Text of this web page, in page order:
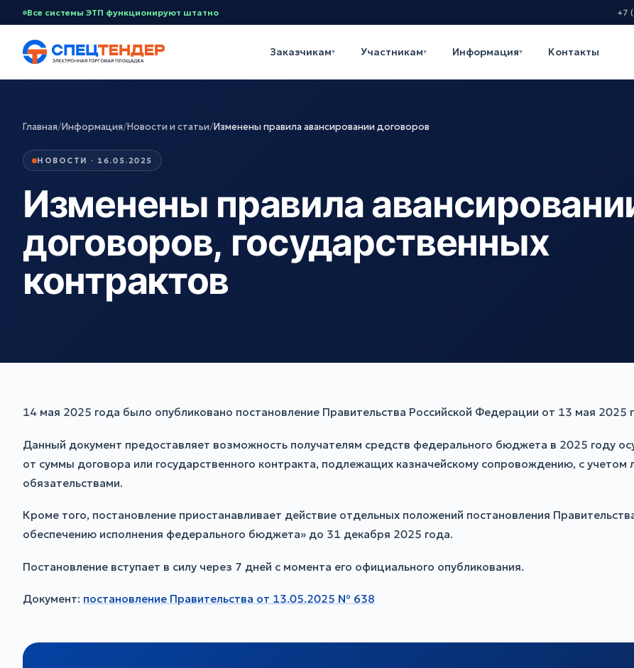
Все системы ЭТП функционируют штатно +7
Заказчикам▾ Участникам▾ Информация▾ Контакты
Главная/Информация/Новости и статьи/Изменены правила авансировании договоров
НОВОСТИ · 16.05.2025
Изменены правила
договоров, государственных
контрактов
14 мая 2025 года было опубликовано постановление Правительства Российской Федерации от 13 мая
Данный документ предоставляет возможность получателям средств федерального бюджета в 2025 году
от суммы договора или государственного контракта, подлежащих казначейскому сопровождению, с
обязательствами.
Кроме того, постановление приостанавливает действие отдельных положений постановления
обеспечению исполнения федерального бюджета» до 31 декабря 2025 года.
Постановление вступает в силу через 7 дней с момента его официального опубликования.
Документ: постановление Правительства от 13.05.2025 № 638